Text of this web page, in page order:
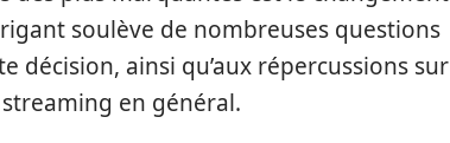
soulève de nombreuses questions
décision, ainsi qu’aux répercussions sur
en général.